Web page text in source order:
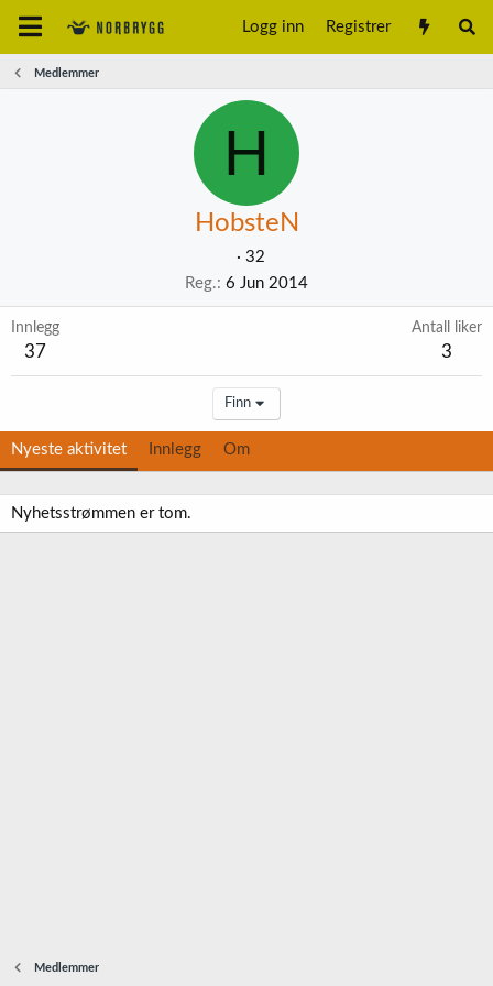
Logg inn Registrer
Medlemmer
H
HobsteN
· 32
Reg. 6 Jun 2014
Innlegg
37
Antall liker
3
Finn
Nyeste aktivitet Innlegg Om
Nyhetsstrømmen er tom.
Medlemmer